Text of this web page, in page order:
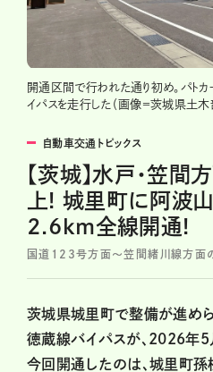
開通区間で行われた通り初め。パト
イパスを走行した（画像＝茨城県土
自動車交通トピックス
【茨城】水戸・笠
上! 城里町に阿波
2.6km全線開通!
国道123号方面～笠間緒川線方面
茨城県城里町で整備が進め
徳蔵線バイパスが、2026年5
今回開通したのは、城里町